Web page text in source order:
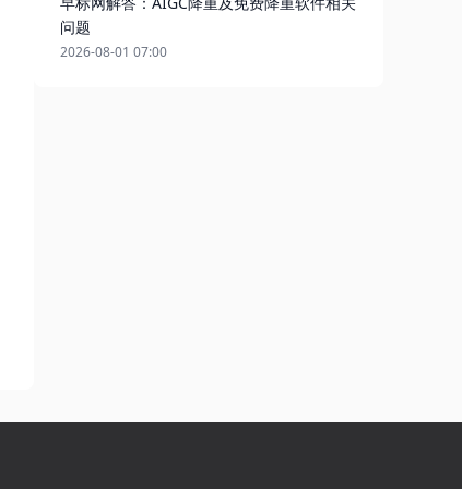
问题
2026-08-01 07:00